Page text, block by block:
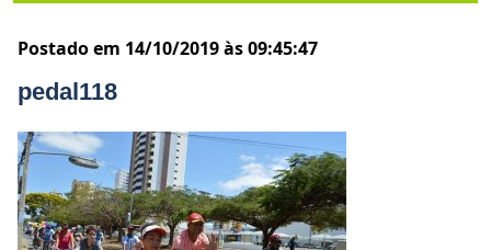
Postado em 14/10/2019 às 09:45:47
pedal118